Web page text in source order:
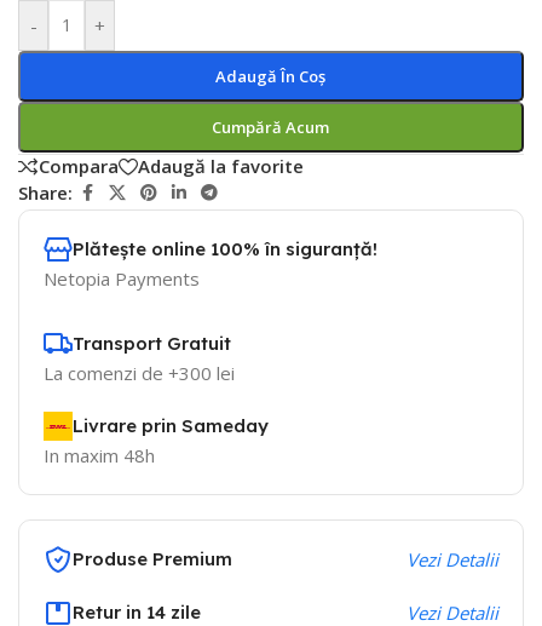
- +
Adaugă În Coș
Cumpără Acum
Compara
Adaugă la favorite
Share:
Plătește online 100% în siguranță!
Netopia Payments
Transport Gratuit
La comenzi de +300 lei
Livrare prin Sameday
In maxim 48h
Produse Premium Vezi Detalii
Retur in 14 zile Vezi Detalii